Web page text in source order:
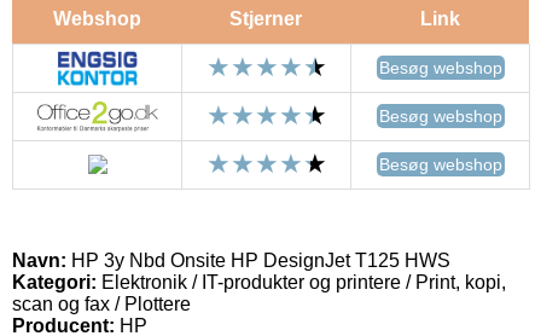
Webshop Stjerner Link
Besøg webshop
Besøg webshop
Besøg webshop
Navn: HP 3y Nbd Onsite HP DesignJet T125 HWS
Kategori: Elektronik / IT-produkter og printere / Print, kopi,
scan og fax / Plottere
Producent: HP